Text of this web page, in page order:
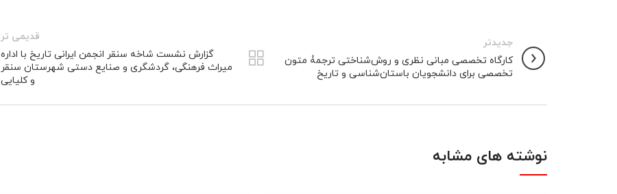
جدیدتر
کارگاه تخصصی مبانی نظری و روش‌شناختی ترجمۀ متون
تخصصی برای دانشجویان باستان‌شناسی و تاریخ
قدیمی تر
گزارش نشست شاخه سنقر انجمن ایرانی تاریخ با اداره
میراث فرهنگی، گردشگری و صنایع دستی شهرستان سنقر
و کلیایی
نوشته های مشابه